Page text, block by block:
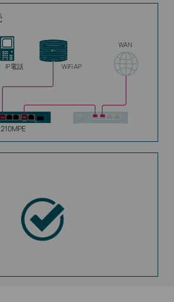
IP電話 WiFi AP
WAN